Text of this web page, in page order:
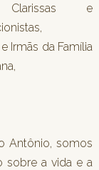
Clarissas e
Irmãs da Família
somos
sobre a vida e a